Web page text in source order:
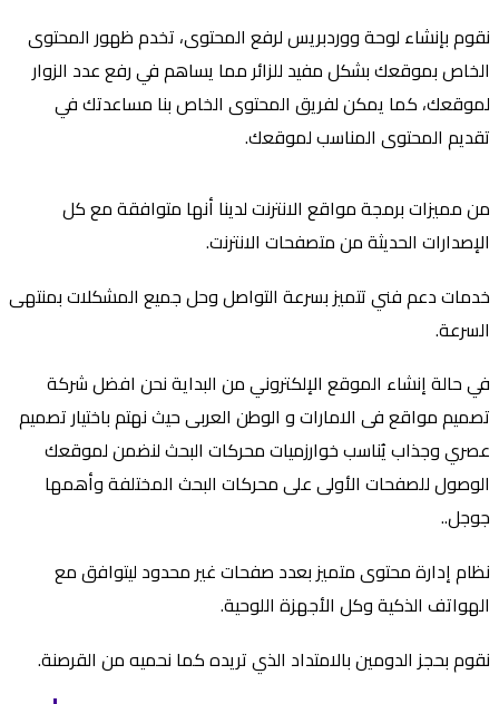
نقوم بإنشاء لوحة ووردبريس لرفع المحتوى، تخدم ظهور المحتوى
الخاص بموقعك بشكل مفيد للزائر مما يساهم في رفع عدد الزوار
لموقعك، كما يمكن لفريق المحتوى الخاص بنا مساعدتك في
تقديم المحتوى المناسب لموقعك.
من مميزات برمجة مواقع الانترنت لدينا أنها متوافقة مع كل
الإصدارات الحديثة من متصفحات الانترنت.
خدمات دعم فني تتميز بسرعة التواصل وحل جميع المشكلات بمنتهى
السرعة.
في حالة إنشاء الموقع الإلكتروني من البداية نحن افضل شركة
تصميم مواقع فى الامارات و الوطن العربى حيث نهتم باختيار تصميم
عصري وجذاب يُناسب خوارزميات محركات البحث لنضمن لموقعك
الوصول للصفحات الأولى على محركات البحث المختلفة وأهمها
جوجل..
نظام إدارة محتوى متميز بعدد صفحات غير محدود ليتوافق مع
الهواتف الذكية وكل الأجهزة اللوحية.
نقوم بحجز الدومين بالامتداد الذي تريده كما نحميه من القرصنة.